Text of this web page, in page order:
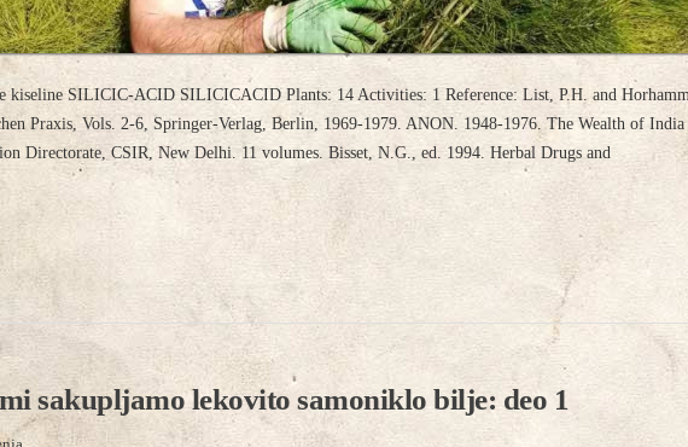
kiseline SILICIC-ACID SILICICACID Plants: 14 Activities: 1 Reference: List, P.H. and
Praxis, Vols. 2-6, Springer-Verlag, Berlin, 1969-1979. ANON. 1948-1976. The Wealth of India
Directorate, CSIR, New Delhi. 11 volumes. Bisset, N.G., ed. 1994. Herbal Drugs and
sakupljamo lekovito samoniklo bilje: deo 1